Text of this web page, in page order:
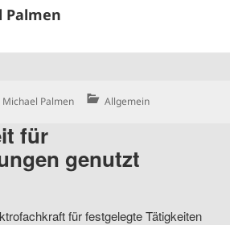
Palmen
Author
Michael Palmen Categories
Allgemein
für
genutzt
für festgelegte Tätigkeiten